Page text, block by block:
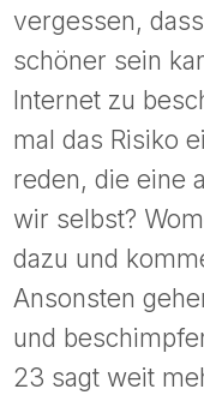
vergessen,
schöner sein
Internet zu
mal das Risiko
reden, die eine
wir selbst?
dazu und
Ansonsten
und
23 sagt weit